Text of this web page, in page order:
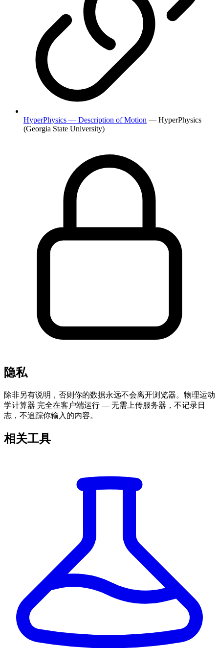
HyperPhysics — Description of Motion — HyperPhysics
(Georgia State University)
隐私
除非另有说明，否则你的数据永远不会离开浏览器。物理运动
学计算器 完全在客户端运行 — 无需上传服务器，不记录日
志，不追踪你输入的内容。
相关工具